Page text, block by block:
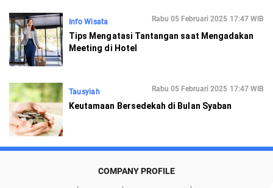
Info Wisata Rabu 05 Februari 2025 17:47 WIB
Tips Mengatasi Tantangan saat Mengadakan
Meeting di Hotel
Tausyiah Rabu 05 Februari 2025 17:47 WIB
Keutamaan Bersedekah di Bulan Syaban
COMPANY PROFILE